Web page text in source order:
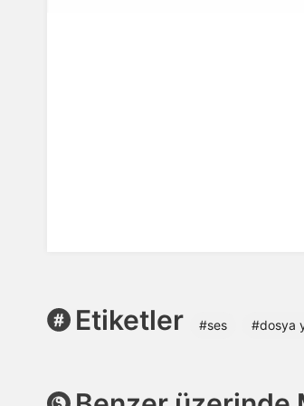
Etiketler #ses #dosya